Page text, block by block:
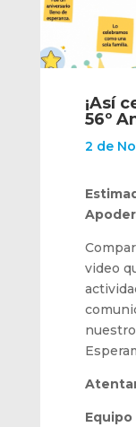
¡Así
56º
2 de
video
nuestro